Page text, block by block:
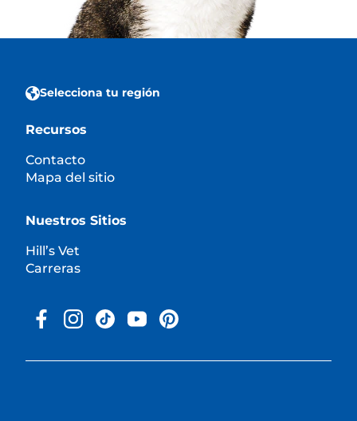
Selecciona tu región
Recursos
Contacto
Mapa del sitio
Nuestros Sitios
Hill’s Vet
Carreras